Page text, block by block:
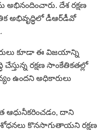
అభినందించారు. దేశ రక్షణ
అభివృద్ధిలో డీఆర్‌డీవో
కూడా ఈ విజయాన్ని
రక్షణ సాంకేతికతల్లో
ఉందని అధికారులు
ఆధునీకరించడం, దాని
కొనసాగుతాయని రక్షణ